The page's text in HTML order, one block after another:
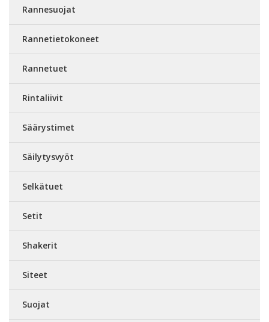
Rannesuojat
Rannetietokoneet
Rannetuet
Rintaliivit
Säärystimet
Säilytysvyöt
Selkätuet
Setit
Shakerit
Siteet
Suojat